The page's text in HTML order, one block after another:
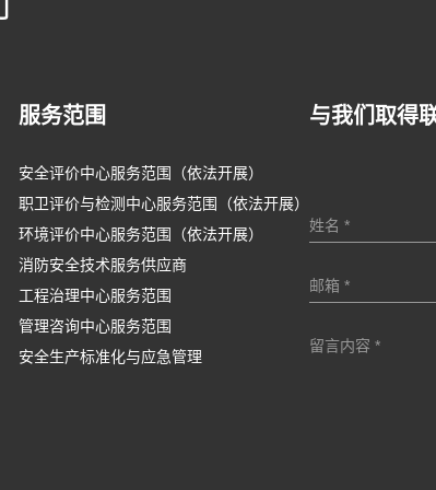
服务范围
安全评价中心服务范围（依法开展）
职卫评价与检测中心服务范围（依法开展）
环境评价中心服务范围（依法开展）
消防安全技术服务供应商
工程治理中心服务范围
管理咨询中心服务范围
安全生产标准化与应急管理
与我们取得